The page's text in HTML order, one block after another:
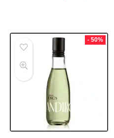
- 50%